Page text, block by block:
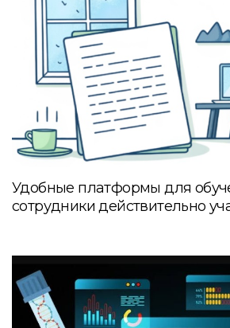
Удобные платформы для
сотрудники действительно